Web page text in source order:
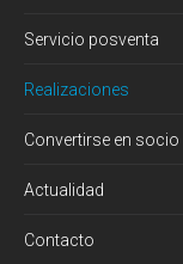
Servicio posventa
Realizaciones
Convertirse en socio
Actualidad
Contacto